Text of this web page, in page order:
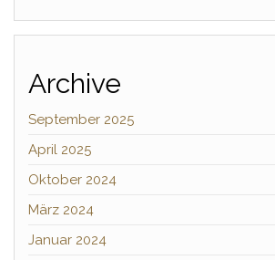
Archive
September 2025
April 2025
Oktober 2024
März 2024
Januar 2024